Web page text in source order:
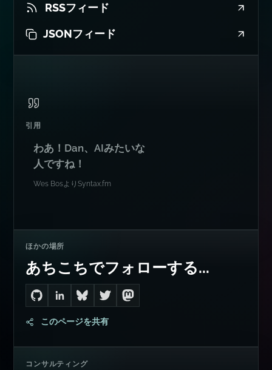
RSSフィード
JSONフィード
引用
わあ！Dan、AIみたいな
人ですね！
Wes BosよりSyntax.fm
ほかの場所
あちこちでフォローする...
Go to Dan's GitHub
Connect with me on LinkedIn
Follow me on Bluesky
Follow me on Twitter
Follow me on Mastodon
このページを共有
コンサルティング